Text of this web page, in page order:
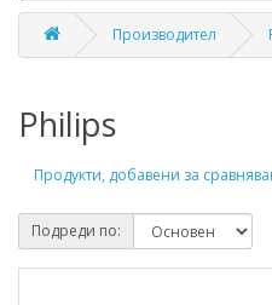
Производител
Philips
Продукти, добавени за
Подреди по: